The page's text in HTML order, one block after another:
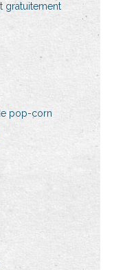
gratuitement
pop-corn